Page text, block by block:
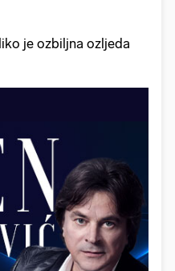
je ozbiljna ozljeda